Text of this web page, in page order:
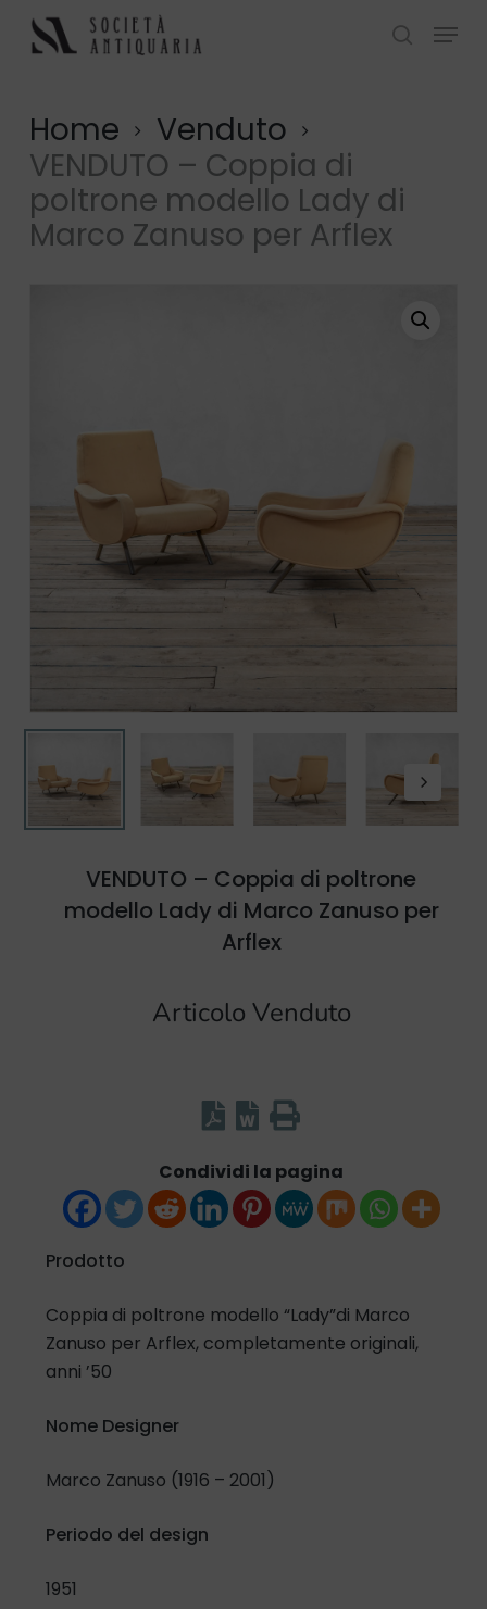
Skip
search
Menu
Home
Venduto
VENDUTO – Coppia di
poltrone modello Lady di
Marco Zanuso per Arflex
VENDUTO – Coppia di poltrone
modello Lady di Marco Zanuso per
Arflex
Articolo Venduto
Condividi la pagina
Prodotto
Coppia di poltrone modello “Lady”di Marco
Zanuso per Arflex, completamente originali,
anni ’50
Nome Designer
Marco Zanuso (1916 – 2001)
Periodo del design
1951